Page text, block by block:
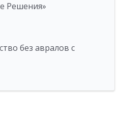
Решения»
без авралов с